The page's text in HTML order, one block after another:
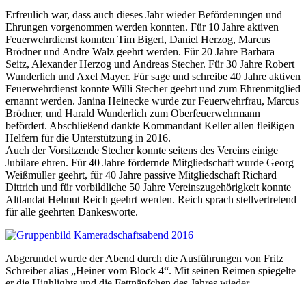
Erfreulich war, dass auch dieses Jahr wieder Beförderungen und
Ehrungen vorgenommen werden konnten. Für 10 Jahre aktiven
Feuerwehrdienst konnten Tim Bigerl, Daniel Herzog, Marcus
Brödner und Andre Walz geehrt werden. Für 20 Jahre Barbara
Seitz, Alexander Herzog und Andreas Stecher. Für 30 Jahre Robert
Wunderlich und Axel Mayer. Für sage und schreibe 40 Jahre aktiven
Feuerwehrdienst konnte Willi Stecher geehrt und zum Ehrenmitglied
ernannt werden. Janina Heinecke wurde zur Feuerwehrfrau, Marcus
Brödner, und Harald Wunderlich zum Oberfeuerwehrmann
befördert. Abschließend dankte Kommandant Keller allen fleißigen
Helfern für die Unterstützung in 2016.
Auch der Vorsitzende Stecher konnte seitens des Vereins einige
Jubilare ehren. Für 40 Jahre fördernde Mitgliedschaft wurde Georg
Weißmüller geehrt, für 40 Jahre passive Mitgliedschaft Richard
Dittrich und für vorbildliche 50 Jahre Vereinszugehörigkeit konnte
Altlandat Helmut Reich geehrt werden. Reich sprach stellvertretend
für alle geehrten Dankesworte.
Abgerundet wurde der Abend durch die Ausführungen von Fritz
Schreiber alias „Heiner vom Block 4“. Mit seinen Reimen spiegelte